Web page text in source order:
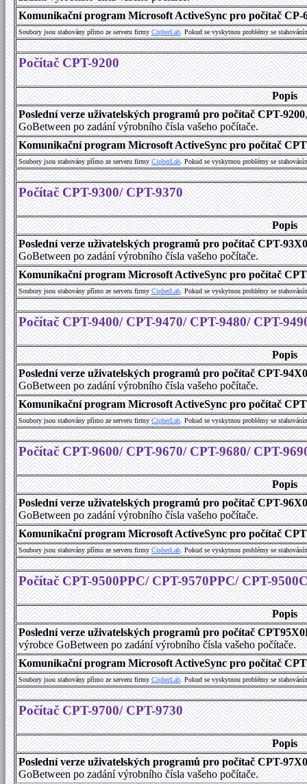
Komunikační program Microsoft ActiveSync pro počítač CP-
Soubory jsou stahovány přímo ze serveru firmyCipherLab. Pokud se vyskytnou problémy se
Počítač CPT-9200
Popis
Poslední verze uživatelských programů pro počítač CPT-9200
GoBetween po zadání výrobního čísla vašeho počítače.
Komunikační program Microsoft ActiveSync pro počítač
Soubory jsou stahovány přímo ze serveru firmyCipherLab. Pokud se vyskytnou problémy se
Počítač CPT-9300/ CPT-9370
Popis
Poslední verze uživatelských programů pro počítač CPT-93X0
GoBetween po zadání výrobního čísla vašeho počítače.
Komunikační program Microsoft ActiveSync pro počítač
Soubory jsou stahovány přímo ze serveru firmyCipherLab. Pokud se vyskytnou problémy se
Počítač CPT-9400/ CPT-9470/ CPT-9480/ CPT-
Popis
Poslední verze uživatelských programů pro počítač CPT-94X0
GoBetween po zadání výrobního čísla vašeho počítače.
Komunikační program Microsoft ActiveSync pro počítač
Soubory jsou stahovány přímo ze serveru firmyCipherLab. Pokud se vyskytnou problémy se
Počítač CPT-9600/ CPT-9670/ CPT-9680/ CPT-
Popis
Poslední verze uživatelských programů pro počítač CPT-96X0
GoBetween po zadání výrobního čísla vašeho počítače.
Komunikační program Microsoft ActiveSync pro počítač
Soubory jsou stahovány přímo ze serveru firmyCipherLab. Pokud se vyskytnou problémy se
Počítač CPT-9500PPC/ CPT-9570PPC/ CPT-
Popis
Poslední verze uživatelských programů pro počítač
výrobce GoBetween po zadání výrobního čísla vašeho počítače.
Komunikační program Microsoft ActiveSync pro počítač
Soubory jsou stahovány přímo ze serveru firmyCipherLab. Pokud se vyskytnou problémy se
Počítač CPT-9700/ CPT-9730
Popis
Poslední verze uživatelských programů pro počítač CPT-97X0
GoBetween po zadání výrobního čísla vašeho počítače.